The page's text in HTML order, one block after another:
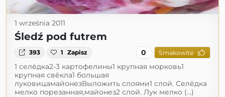
1 września 2011
Śledź pod futrem
393 1 Zapisz 0 Smakowite
1 селёдка2-3 картофелины1 крупная морковь1
крупная свёкла1 большая
луковицамайонезВыложить слоями1 слой. Селёдка
мелко порезанная,майонез2 слой. Лук мелко (...)